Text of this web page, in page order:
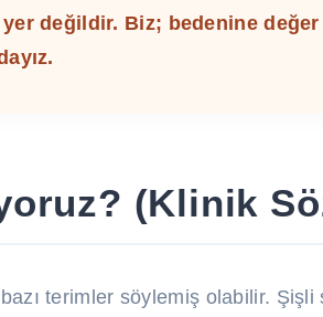
değildir. Biz; bedenine
(Klinik
terimler söylemiş olabilir.